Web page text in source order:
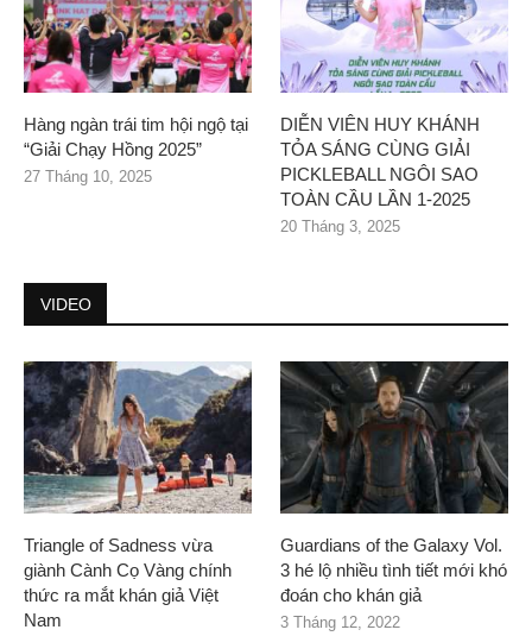
Hàng ngàn trái tim hội ngộ tại
“Giải Chạy Hồng 2025”
27 Tháng 10, 2025
DIỄN VIÊN HUY KHÁNH
TỎA SÁNG CÙNG GIẢI
PICKLEBALL NGÔI SAO
TOÀN CẦU LẦN 1-2025
20 Tháng 3, 2025
VIDEO
Triangle of Sadness vừa
giành Cành Cọ Vàng chính
thức ra mắt khán giả Việt
Nam
Guardians of the Galaxy Vol.
3 hé lộ nhiều tình tiết mới khó
đoán cho khán giả
3 Tháng 12, 2022